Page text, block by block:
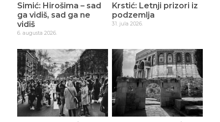
Simić: Hirošima – sad
ga vidiš, sad ga ne
vidiš
6. augusta 2026.
Krstić: Letnji prizori iz
podzemlja
31. jula 2026.